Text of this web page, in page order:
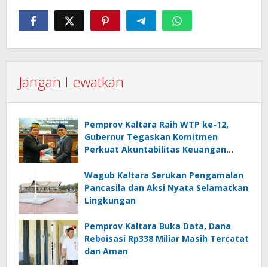
Jangan Lewatkan
Pemprov Kaltara Raih WTP ke-12,
Gubernur Tegaskan Komitmen
Perkuat Akuntabilitas Keuangan
Wagub Kaltara Serukan Pengamalan
Pancasila dan Aksi Nyata Selamatkan
Lingkungan
Pemprov Kaltara Buka Data, Dana
Reboisasi Rp338 Miliar Masih Tercatat
dan Aman